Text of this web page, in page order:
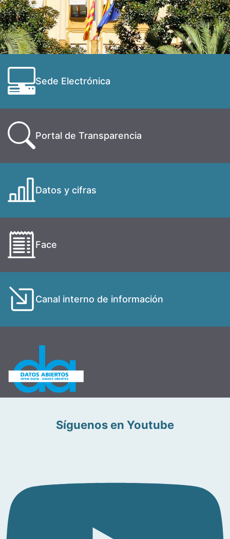
Sede Electrónica
Portal de Transparencia
Datos y cifras
Face
Canal interno de información
Síguenos en Youtube